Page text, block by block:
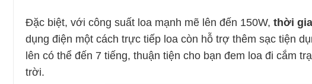
Đặc biệt, với công suất loa mạnh mẽ lên đến 150W, thời
dụng điện một cách trực tiếp loa còn hỗ trợ thêm sạc tiện
lên có thể đến 7 tiếng, thuận tiện cho bạn đem loa đi cắm
trời.